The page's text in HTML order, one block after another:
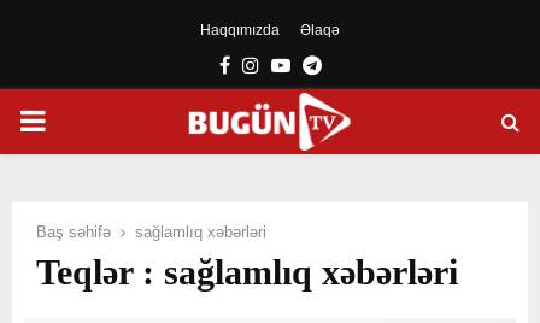
Haqqımızda Əlaqə
Facebook
Instagram
YoutubeTelegram
PRIMARY
Baş səhifə sağlamlıq xəbərləri
Teqlər : sağlamlıq xəbərləri